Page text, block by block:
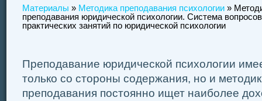
Материалы » Методика преподавания психологии »
преподавания юридической психологии. Система
практических занятий по юридической психологии
Преподавание юридической психологии
только со стороны содержания, но и
преподавания постоянно ищет наиболее